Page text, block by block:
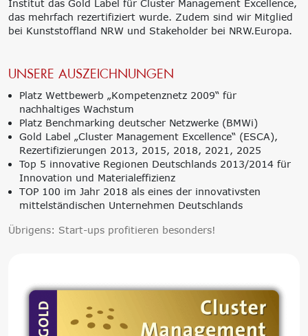
Institut das Gold Label für Cluster Management Excellence,
das mehrfach rezertifiziert wurde. Zudem sind wir Mitglied
bei Kunststoffland NRW und Stakeholder bei NRW.Europa.
UNSERE AUSZEICHNUNGEN
Platz Wettbewerb „Kompetenznetz 2009“ für
nachhaltiges Wachstum
Platz Benchmarking deutscher Netzwerke (BMWi)
Gold Label „Cluster Management Excellence“ (ESCA),
Rezertifizierungen 2013, 2015, 2018, 2021, 2025
Top 5 innovative Regionen Deutschlands 2013/2014 für
Innovation und Materialeffizienz
TOP 100 im Jahr 2018 als eines der innovativsten
mittelständischen Unternehmen Deutschlands
Übrigens: Start-ups profitieren besonders!